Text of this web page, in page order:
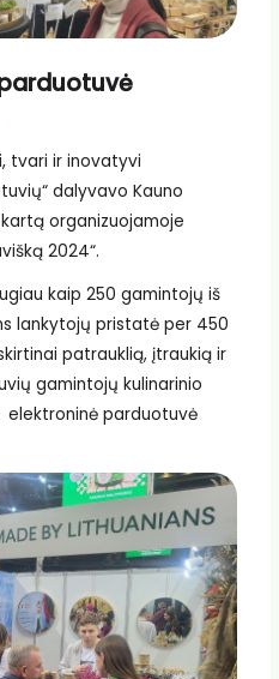
tvari ir inovatyvi
dalyvavo Kauno
kartą organizuojamoje
2024“.
kaip 250 gamintojų iš
lankytojų pristatė per 450
patrauklią, įtraukią ir
gamintojų kulinarinio
parduotuvė